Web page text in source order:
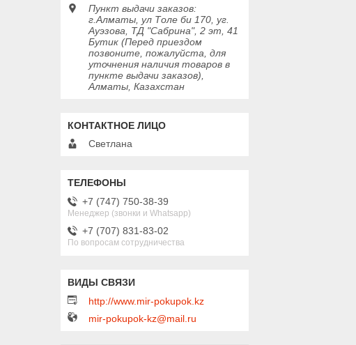
Пункт выдачи заказов:
г.Алматы, ул Толе би 170, уг.
Ауэзова, ТД "Сабрина", 2 эт, 41
Бутик (Перед приездом
позвоните, пожалуйста, для
уточнения наличия товаров в
пункте выдачи заказов),
Алматы, Казахстан
Светлана
+7 (747) 750-38-39
Менеджер (звонки и Whatsapp)
+7 (707) 831-83-02
По вопросам сотрудничества
http://www.mir-pokupok.kz
mir-pokupok-kz@mail.ru